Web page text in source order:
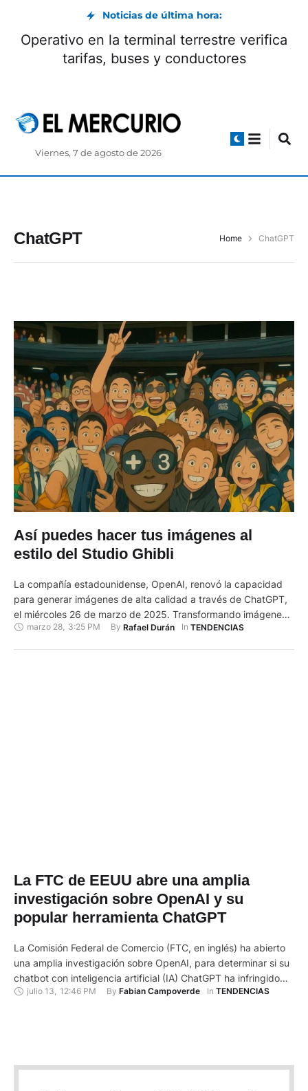
Noticias de última hora:
Operativo en la terminal terrestre verifica
tarifas, buses y conductores
Viernes, 7 de agosto de 2026
ChatGPT Home ChatGPT
Así puedes hacer tus imágenes al
estilo del Studio Ghibli
La compañía estadounidense, OpenAI, renovó la capacidad
para generar imágenes de alta calidad a través de ChatGPT,
el miércoles 26 de marzo de 2025. Transformando imágenes
al estilo de Studio Ghibli. Si bien ya producía imágenes, ahora
marzo 28, 3:25 PM By Rafael Durán In TENDENCIAS
La FTC de EEUU abre una amplia
investigación sobre OpenAI y su
popular herramienta ChatGPT
La Comisión Federal de Comercio (FTC, en inglés) ha abierto
una amplia investigación sobre OpenAI, para determinar si su
chatbot con inteligencia artificial (IA) ChatGPT ha infringido
las leyes de protección al consumidor al poner en riesgo la
julio 13 12:46 PM By Fabian Campoverde In TENDENCIAS